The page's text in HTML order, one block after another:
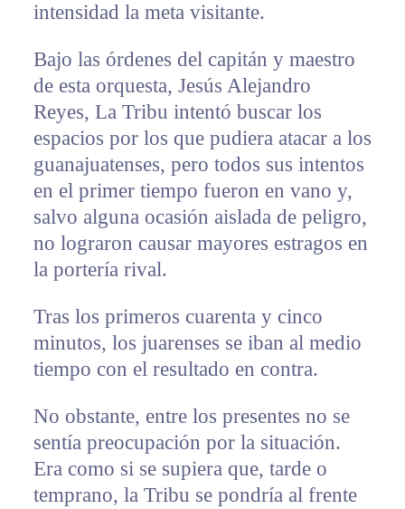
intensidad la meta visitante.
Bajo las órdenes del capitán y maestro
de esta orquesta, Jesús Alejandro
Reyes, La Tribu intentó buscar los
espacios por los que pudiera atacar a los
guanajuatenses, pero todos sus intentos
en el primer tiempo fueron en vano y,
salvo alguna ocasión aislada de peligro,
no lograron causar mayores estragos en
la portería rival.
Tras los primeros cuarenta y cinco
minutos, los juarenses se iban al medio
tiempo con el resultado en contra.
No obstante, entre los presentes no se
sentía preocupación por la situación.
Era como si se supiera que, tarde o
temprano, la Tribu se pondría al frente